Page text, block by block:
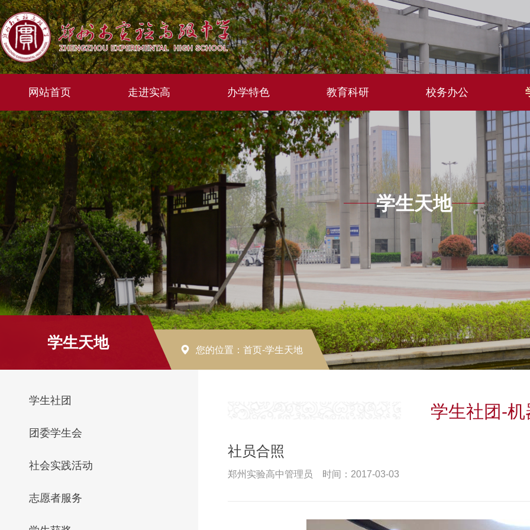
网站首页 走进实高 办学特色 教育科研 校务办公
学生天地
学生天地 您的位置： 首页-学生天地
学生社团
团委学生会
社会实践活动
志愿者服务
学生社团-
社员合照
郑州实验高中管理员 时间：2017-03-03